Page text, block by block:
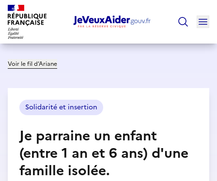
Voir le fil d’Ariane
Solidarité et insertion
Je parraine un enfant
(entre 1 an et 6 ans) d'une
famille isolée.